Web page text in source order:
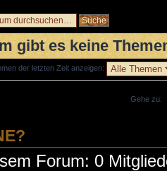
gibt es keine
der letzten Zeit anzeigen:
Gehe zu:
Forum: 0